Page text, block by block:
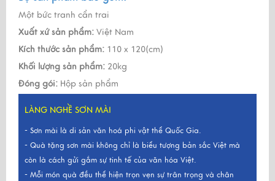
Một bức tranh cẩn trai
Xuất xứ sản phẩm: Việt Nam
Kích thước sản phẩm: 110 x 120(cm)
Khối lượng sản phẩm: 20kg
Đóng gói: Hộp sản phẩm
LÀNG NGHỀ SƠN MÀI
- Sơn mài là di sản văn hoá phi vật thể Quốc Gia.
- Quà tặng sơn mài không chỉ là biểu tượng bản sắc Việt mà
còn là cách gửi gắm sự tinh tế của văn hóa Việt.
- Mỗi món quà đều thể hiện trọn vẹn sự trân trọng và chân